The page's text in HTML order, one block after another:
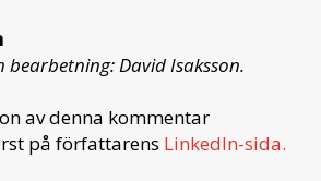
bearbetning: David Isaksson.
av denna kommentar
på författarens LinkedIn-sida.